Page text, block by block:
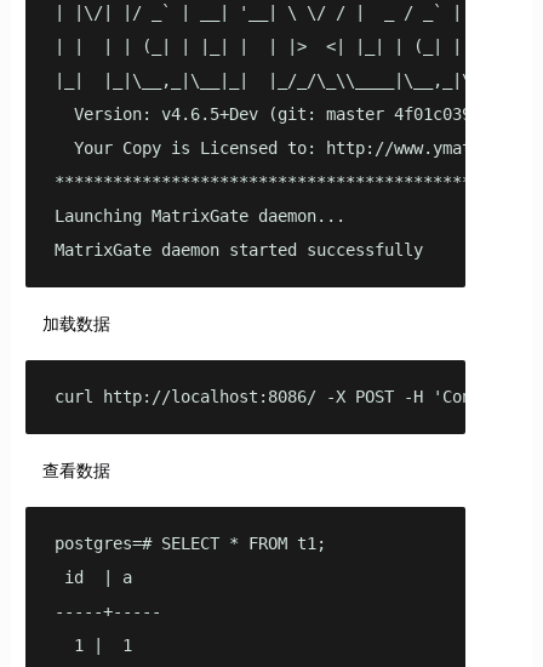
| |\/| |/ _` | __| '__| \ \/ / |  _ / _` | __/ _ \
| |  | | (_| | |_| |  | |>  <| |_| | (_| | ||  __/
|_|  |_|\__,_|\__|_|  |_/_/\_\\____|\__,_|\__\___|
  Version: v4.6.5+Dev (git: master 4f01c039)
  Your Copy is Licensed to: http://www.ymatrix.cn
Launching MatrixGate daemon...
MatrixGate daemon started successfully
加载数据
curl http://localhost:8086/ -X POST -H 'Content-
查看数据
postgres=# SELECT * FROM t1;
id  | a
-----+-----
  1 |  1